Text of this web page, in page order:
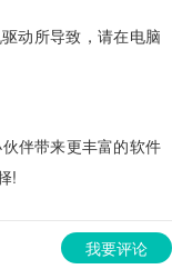
动所导致，请在电脑
伴带来更丰富的软件
!
我要评论